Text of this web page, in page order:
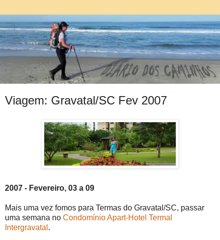
Viagem: Gravatal/SC Fev 2007
2007 - Fevereiro, 03 a 09
Mais uma vez fomos para Termas do Gravatal/SC, passar
uma semana no Condomínio Apart-Hotel Termal
Intergravatal .